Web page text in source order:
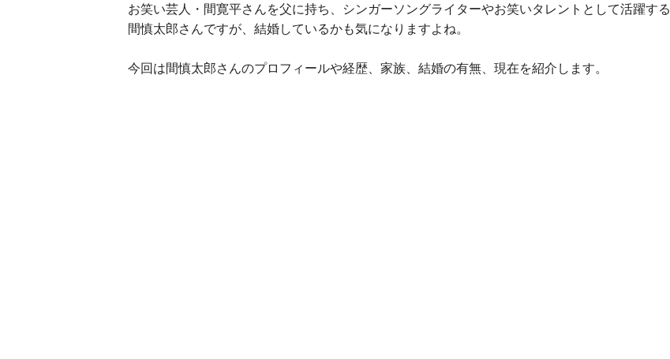
お笑い芸人・間寛平さんを父に持ち、シンガーソングライターやお笑いタレントとして活躍する
間慎太郎さんですが、結婚しているかも気になりますよね。
今回は間慎太郎さんのプロフィールや経歴、家族、結婚の有無、現在を紹介します。